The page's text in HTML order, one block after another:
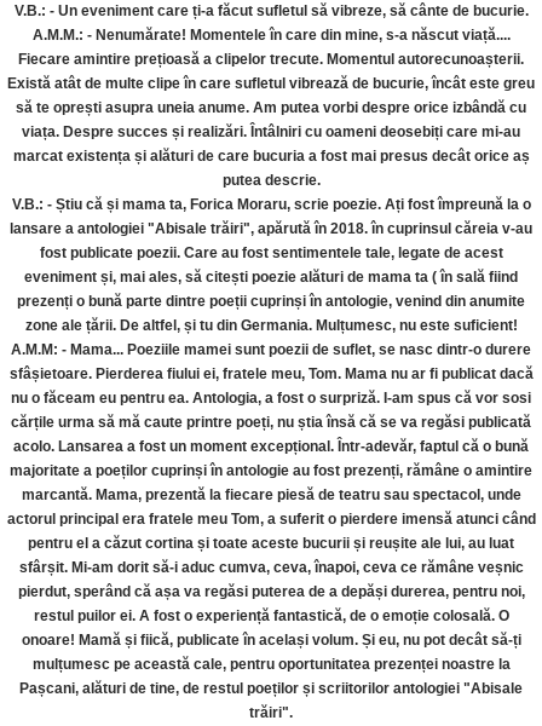
V.B.: - Un eveniment care ți-a făcut sufletul să vibreze, să cânte de bucurie.
A.M.M.: - Nenumărate! Momentele în care din mine, s-a născut viață....
Fiecare amintire prețioasă a clipelor trecute. Momentul autorecunoașterii.
Există atât de multe clipe în care sufletul vibrează de bucurie, încât este greu
să te oprești asupra uneia anume. Am putea vorbi despre orice izbândă cu
viața. Despre succes și realizări. Întâlniri cu oameni deosebiți care mi-au
marcat existența și alături de care bucuria a fost mai presus decât orice aș
putea descrie.
V.B.: - Știu că și mama ta, Forica Moraru, scrie poezie. Ați fost împreună la o
lansare a antologiei "Abisale trăiri", apărută în 2018. în cuprinsul căreia v-au
fost publicate poezii. Care au fost sentimentele tale, legate de acest
eveniment și, mai ales, să citești poezie alături de mama ta ( în sală fiind
prezenți o bună parte dintre poeții cuprinși în antologie, venind din anumite
zone ale țării. De altfel, și tu din Germania. Mulțumesc, nu este suficient!
A.M.M: - Mama... Poeziile mamei sunt poezii de suflet, se nasc dintr-o durere
sfâșietoare. Pierderea fiului ei, fratele meu, Tom. Mama nu ar fi publicat dacă
nu o făceam eu pentru ea. Antologia, a fost o surpriză. I-am spus că vor sosi
cărțile urma să mă caute printre poeți, nu știa însă că se va regăsi publicată
acolo. Lansarea a fost un moment excepțional. Într-adevăr, faptul că o bună
majoritate a poeților cuprinși în antologie au fost prezenți, rămâne o amintire
marcantă. Mama, prezentă la fiecare piesă de teatru sau spectacol, unde
actorul principal era fratele meu Tom, a suferit o pierdere imensă atunci când
pentru el a căzut cortina și toate aceste bucurii și reușite ale lui, au luat
sfârșit. Mi-am dorit să-i aduc cumva, ceva, înapoi, ceva ce rămâne veșnic
pierdut, sperând că așa va regăsi puterea de a depăși durerea, pentru noi,
restul puilor ei. A fost o experiență fantastică, de o emoție colosală. O
onoare! Mamă și fiică, publicate în același volum. Și eu, nu pot decât să-ți
mulțumesc pe această cale, pentru oportunitatea prezenței noastre la
Pașcani, alături de tine, de restul poeților și scriitorilor antologiei "Abisale
trăiri".